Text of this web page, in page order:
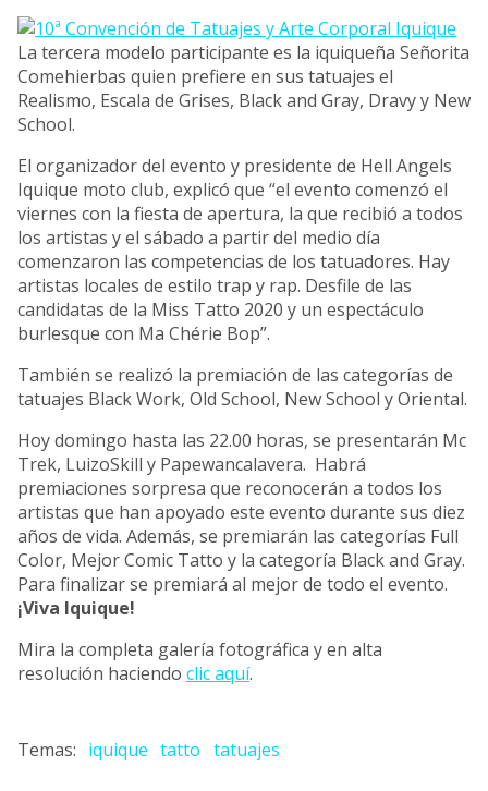
La tercera modelo participante es la iquiqueña Señorita
Comehierbas quien prefiere en sus tatuajes el
Realismo, Escala de Grises, Black and Gray, Dravy y New
School.
El organizador del evento y presidente de Hell Angels
Iquique moto club, explicó que “el evento comenzó el
viernes con la fiesta de apertura, la que recibió a todos
los artistas y el sábado a partir del medio día
comenzaron las competencias de los tatuadores. Hay
artistas locales de estilo trap y rap. Desfile de las
candidatas de la Miss Tatto 2020 y un espectáculo
burlesque con Ma Chérie Bop”.
También se realizó la premiación de las categorías de
tatuajes Black Work, Old School, New School y Oriental.
Hoy domingo hasta las 22.00 horas, se presentarán Mc
Trek, LuizoSkill y Papewancalavera. Habrá
premiaciones sorpresa que reconocerán a todos los
artistas que han apoyado este evento durante sus diez
años de vida. Además, se premiarán las categorías Full
Color, Mejor Comic Tatto y la categoría Black and Gray.
Para finalizar se premiará al mejor de todo el evento.
¡Viva Iquique!
Mira la completa galería fotográfica y en alta
resolución haciendo clic aquí.
iquique tatto tatuajes